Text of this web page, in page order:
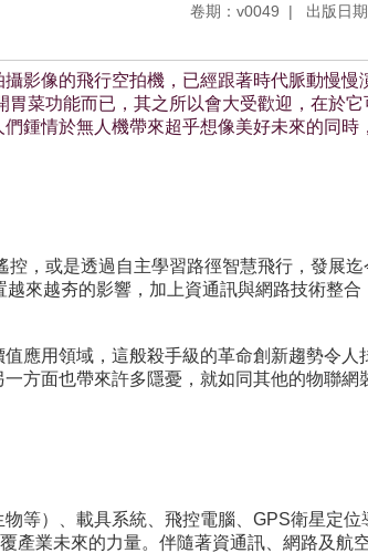
卷期：v0049 出版日
影像的飛行空拍機，已經跟著時代脈動慢慢
菜功能而已，其之所以會大受歡迎，在於它
鍾情於無人機帶來超乎想像美好未來的同時
，或是透過自主學習路徑智慧飛行，發展
來越夯的影響，加上資通訊與網路技術整合
應用領域，這般殺手級的革命創新趨勢令人
方面也帶來許多隱憂，就如同其他的物聯網
等）、載具系統、飛控電腦、GPS衛星定位
產業未來的力量。伴隨著資通訊、網路及航